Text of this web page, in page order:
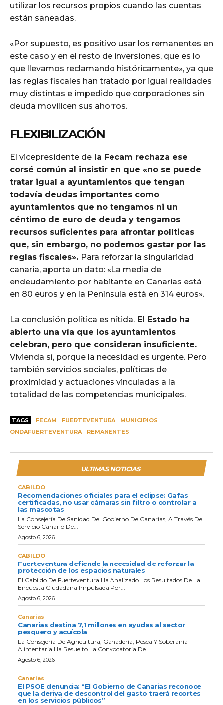
utilizar los recursos propios cuando las cuentas
están saneadas.
«Por supuesto, es positivo usar los remanentes en
este caso y en el resto de inversiones, que es lo
que llevamos reclamando históricamente», ya que
las reglas fiscales han tratado por igual realidades
muy distintas e impedido que corporaciones sin
deuda movilicen sus ahorros.
FLEXIBILIZACIÓN
El vicepresidente de la Fecam rechaza ese
corsé común al insistir en que «no se puede
tratar igual a ayuntamientos que tengan
todavía deudas importantes como
ayuntamientos que no tengamos ni un
céntimo de euro de deuda y tengamos
recursos suficientes para afrontar políticas
que, sin embargo, no podemos gastar por las
reglas fiscales». Para reforzar la singularidad
canaria, aporta un dato: «La media de
endeudamiento por habitante en Canarias está
en 80 euros y en la Península está en 314 euros».
La conclusión política es nítida. El Estado ha
abierto una vía que los ayuntamientos
celebran, pero que consideran insuficiente.
Vivienda sí, porque la necesidad es urgente. Pero
también servicios sociales, políticas de
proximidad y actuaciones vinculadas a la
totalidad de las competencias municipales.
TAGS FECAM FUERTEVENTURA
MUNICIPIOS
ONDAFUERTEVENTURA
REMANENTES
ULTIMAS NOTICIAS
CABILDO
Recomendaciones oficiales para el eclipse: Gafas
certificadas, no usar cámaras sin filtro o controlar a
las mascotas
La Consejería De Sanidad Del Gobierno De Canarias, A Través Del
Servicio Canario De...
Agosto 6, 2026
CABILDO
Fuerteventura defiende la necesidad de reforzar la
protección de los espacios naturales
El Cabildo De Fuerteventura Ha Analizado Los Resultados De La
Encuesta Ciudadana Impulsada Por...
Agosto 6, 2026
Canarias
Canarias destina 7,1 millones en ayudas al sector
pesquero y acuícola
La Consejería De Agricultura, Ganadería, Pesca Y Soberanía
Alimentaria Ha Resuelto La Convocatoria De...
Agosto 6, 2026
Canarias
El PSOE denuncia: “El Gobierno de Canarias reconoce
que la deriva de descontrol del gasto traerá recortes
en los servicios públicos”